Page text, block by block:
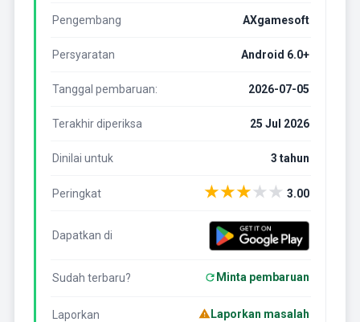
Pengembang AXgamesoft
Persyaratan Android 6.0+
Tanggal pembaruan: 2026-07-05
Terakhir diperiksa 25 Jul 2026
Dinilai untuk 3 tahun
Peringkat ★★★★★ 3.00
Dapatkan di
Sudah terbaru? Minta pembaruan
Laporkan Laporkan masalah